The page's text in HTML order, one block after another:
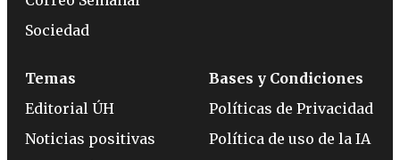
Sociedad
Temas
Editorial ÚH
Noticias positivas
Bases y Condiciones
Políticas de Privacidad
Política de uso de la IA